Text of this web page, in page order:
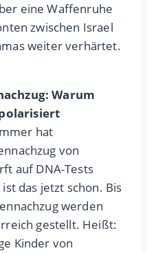
eine Waffenruhe
zwischen Israel
weiter verhärtet.
Warum
hat
von
auf DNA-Tests
das jetzt schon. Bis
werden
gestellt. Heißt:
Kinder von